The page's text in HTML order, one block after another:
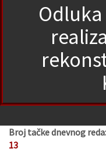
Broj tačke dnevnog reda:
13